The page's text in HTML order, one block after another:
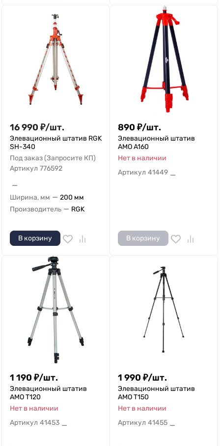
16 990 ₽/шт.
Элевационный штатив RGK
SH-340
Под заказ (Запросите КП)
Артикул 776592
—
Ширина, мм — 200 мм
Производитель — RGK
В корзину
890 ₽/шт.
Элевационный штатив
AMO A160
Нет в наличии
Артикул 41449 —
В корзину
1 190 ₽/шт.
Элевационный штатив
AMO T120
Нет в наличии
Артикул 41453 —
1 990 ₽/шт.
Элевационный штатив
AMO T150
Нет в наличии
Артикул 41455 —